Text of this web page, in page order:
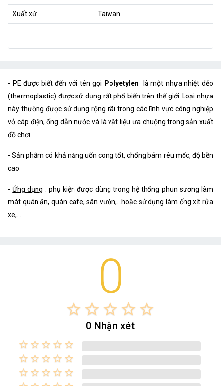
Xuất xứ Taiwan
- PE được biết đến với tên gọi Polyetylen
là một nhựa nhiệt dẻo
(thermoplastic) được sử dụng rất phổ biến trên thế giới. Loại nhựa
này thường được sử dụng rộng rãi trong các lĩnh vực công nghiệp
vỏ cáp điện, ống dẫn nước và là vật liệu ưa chuộng trong sản xuất
đồ chơi.
- Sản phẩm có khả năng uốn cong tốt, chống bám rêu mốc, độ bền
cao
- Ứng dụng : phụ kiện được dùng trong hệ thống phun sương làm
mát quán ăn, quán cafe, sân vườn,...hoặc sử dụng làm ống xịt rửa
xe,...
0
star_border star_border star_border star_border star_border
0 Nhận xét
star_border star_border star_border star_border star_border
star_border star_border star_border star_border star_border
star_border star_border star_border star_border star_border